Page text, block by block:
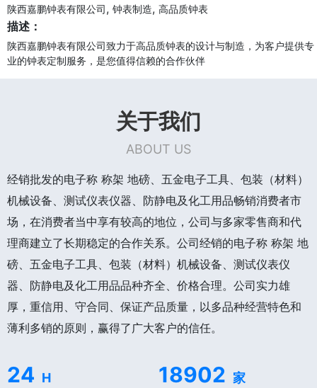
陕西嘉鹏钟表有限公司, 钟表制造, 高品质钟表
描述：
陕西嘉鹏钟表有限公司致力于高品质钟表的设计与制造，为客户提供专
业的钟表定制服务，是您值得信赖的合作伙伴
关于我们
ABOUT US
经销批发的电子称 称架 地磅、五金电子工具、包装（材料）
机械设备、测试仪表仪器、防静电及化工用品畅销消费者市
场，在消费者当中享有较高的地位，公司与多家零售商和代
理商建立了长期稳定的合作关系。公司经销的电子称 称架 地
磅、五金电子工具、包装（材料）机械设备、测试仪表仪
器、防静电及化工用品品种齐全、价格合理。公司实力雄
厚，重信用、守合同、保证产品质量，以多品种经营特色和
薄利多销的原则，赢得了广大客户的信任。
24 H 18902 家